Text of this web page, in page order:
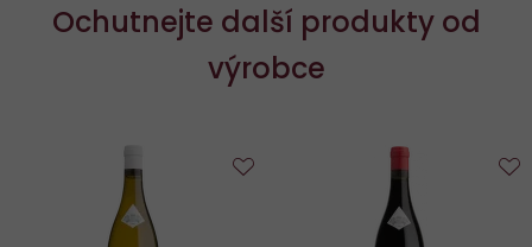
Ochutnejte další produkty od
výrobce